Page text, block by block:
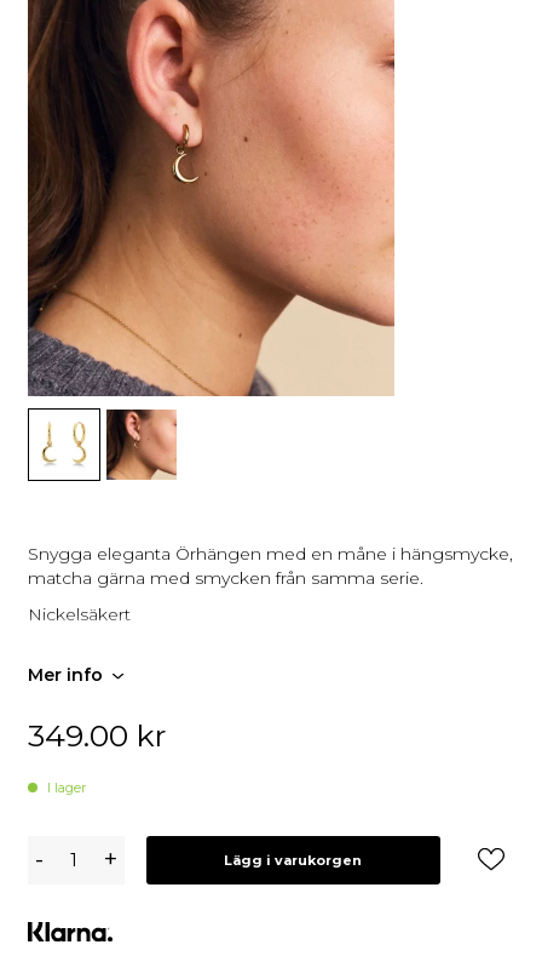
Snygga eleganta Örhängen med en måne i hängsmycke,
matcha gärna med smycken från samma serie.
Nickelsäkert
Mer info
349.00 kr
I lager
Örhängen
Guld
- + Lägg i varukorgen